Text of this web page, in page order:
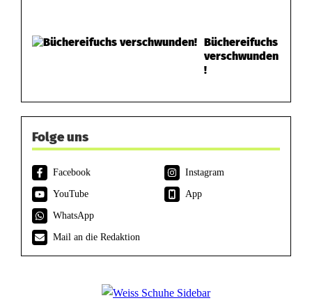
Büchereifuchs
verschwunden
!
Folge uns
Facebook
Instagram
YouTube
App
WhatsApp
Mail an die Redaktion